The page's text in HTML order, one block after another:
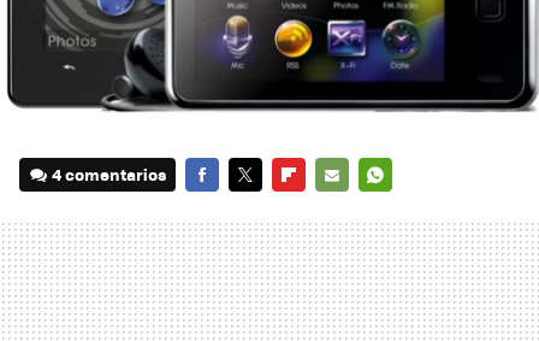
4 comentarios
MAIL